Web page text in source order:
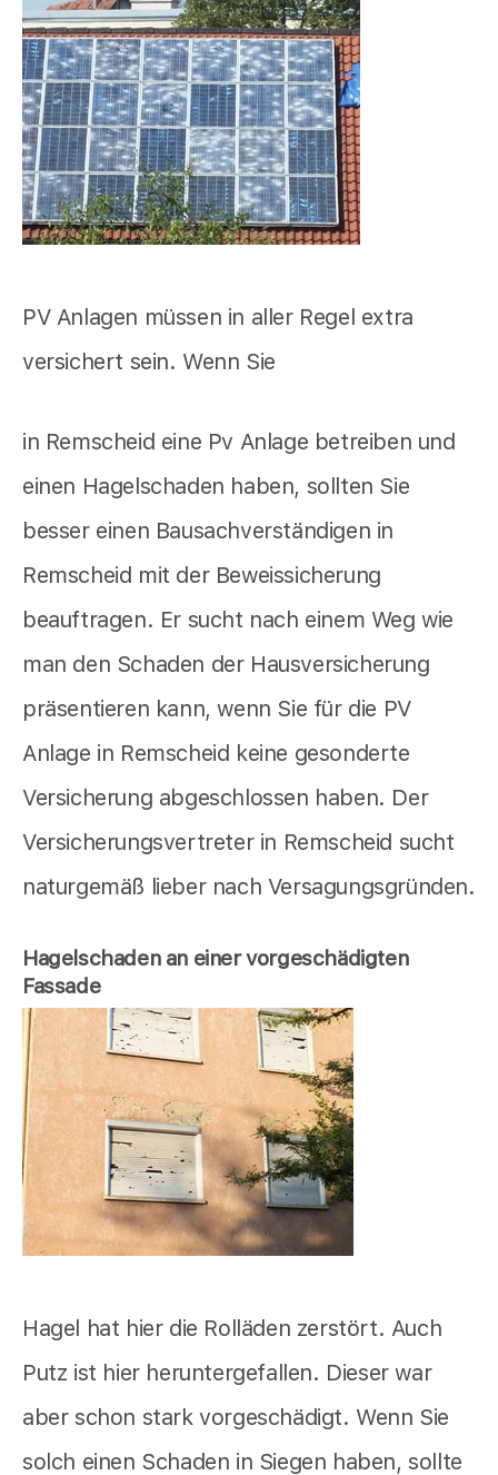
PV Anlagen müssen in aller Regel extra
versichert sein. Wenn Sie
in Remscheid eine Pv Anlage betreiben und
einen Hagelschaden haben, sollten Sie
besser einen Bausachverständigen in
Remscheid mit der Beweissicherung
beauftragen. Er sucht nach einem Weg wie
man den Schaden der Hausversicherung
präsentieren kann, wenn Sie für die PV
Anlage in Remscheid keine gesonderte
Versicherung abgeschlossen haben. Der
Versicherungsvertreter in Remscheid sucht
naturgemäß lieber nach Versagungsgründen.
Hagelschaden an einer vorgeschädigten
Fassade
Hagel hat hier die Rolläden zerstört. Auch
Putz ist hier heruntergefallen. Dieser war
aber schon stark vorgeschädigt. Wenn Sie
solch einen Schaden in Siegen haben, sollte